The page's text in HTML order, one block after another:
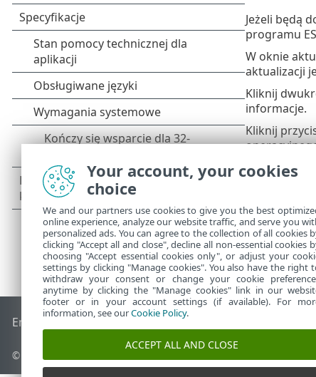
Jeżeli będą
programu
W oknie
aktualizacji
Kliknij
informacje.
Kliknij
End of Life Baza wiedzy ESET Forum ESET
© 1992 - 2026 ESET, spol. s r.o. – Wszelkie prawa zastrzeżone.
Your account, your cookies
choice
We and our partners use cookies to give you the best
online experience, analyze our website traffic, and serve you
personalized ads. You can agree to the collection of all cookies
clicking "Accept all and close", decline all non-essential cookies
choosing "Accept essential cookies only", or adjust your
settings by clicking "Manage cookies". You also have the right
withdraw your consent or change your cookie
anytime by clicking the "Manage cookies" link in our
footer or in your account settings (if available). For
information, see ourCookie Policy.
ACCEPT ALL AND CLOSE